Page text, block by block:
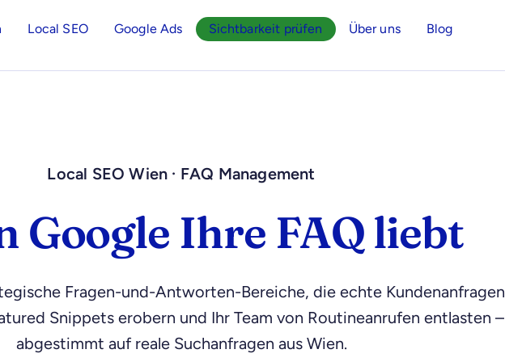
Local SEO Google Ads Sichtbarkeit prüfen Über uns Blog
Local SEO Wien · FAQ Management
Google Ihre FAQ liebt
Fragen-und-Antworten-Bereiche, die echte Kundenanfragen
Snippets erobern und Ihr Team von Routineanrufen entlasten –
abgestimmt auf reale Suchanfragen aus Wien.